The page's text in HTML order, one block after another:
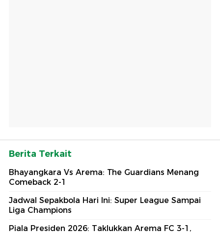
Berita Terkait
Bhayangkara Vs Arema: The Guardians Menang
Comeback 2-1
Jadwal Sepakbola Hari Ini: Super League Sampai
Liga Champions
Piala Presiden 2026: Taklukkan Arema FC 3-1,